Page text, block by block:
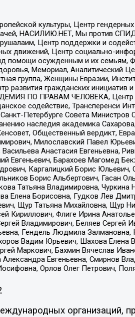
культуры, Центр
НАСИЛИЮ.НЕТ, Мы против
Центр поддержки и
движений, Центр социально-
помощи осужденным и их семьям,
Мемориал, Аналитический
группа, Женщины Евразии,
развития гражданских инициатив и
ПО ПРАВАМ ЧЕЛОВЕКА, Центр
содействие, Трансперенси
Петербурге Совета
наследия академика
Общественный вердикт,
Милославский Павел
Анастасия Евгеньевна,
Евгеньевич, Барахоев Магомед
Каргалицкий Борис Юльевич,
Борис Альбертович, Гасан
Татьяна Владимировна, Чуркина
Елена Борисовна, Гудков Лев
Щур Татьяна Михайловна, Щур
Кириллович, Флиге Ирина
Владимирович, Беляев Сергей
Гендель Людмила Залмановна,
Вадим Юрьевич, Шахова Елена
Маркович, Бахмин Вячеслав
Евгеньевна, Смирнов
Орлов Олег Петрович,
организаций,